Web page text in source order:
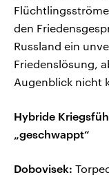
den
Russland ein
Friedenslösung,
Augenblick nicht
Hybride
„geschwappt“
Dobovisek: